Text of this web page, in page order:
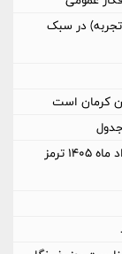
در سبک
کرمان است
قیمت محصولات ایران خودرو و سایپا امروز ۹ مرداد ماه ۱۴۰۵ ترمز